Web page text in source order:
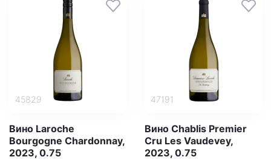
45829
Вино Laroche
Bourgogne Chardonnay,
2023, 0.75
47191
Вино Chablis Premier
Cru Les Vaudevey,
2023, 0.75